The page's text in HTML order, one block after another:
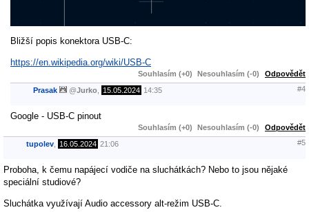
Bližší popis konektora USB-C:
https://en.wikipedia.org/wiki/USB-C
Souhlasím (+0) Nesouhlasím (-0) Odpovědět
Prasak @Jurko, 15.05.2024 14:35 #4
Google - USB-C pinout
Souhlasím (+0) Nesouhlasím (-0) Odpovědět
tupolev, 16.05.2024 21:06 #5
Proboha, k čemu napájecí vodiče na sluchátkách? Nebo to jsou nějaké
speciální studiové?
Sluchátka využívají Audio accessory alt-režim USB-C.